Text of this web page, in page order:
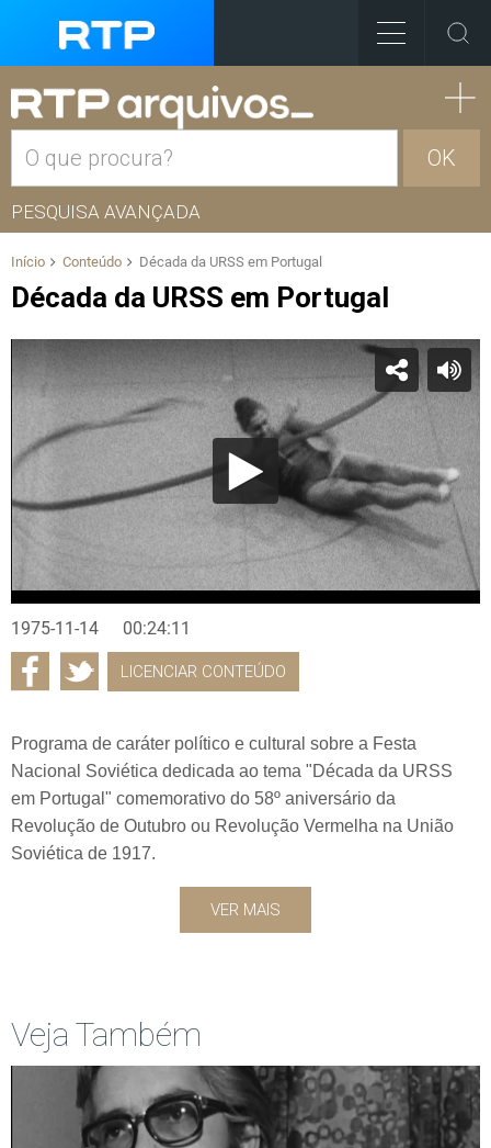
OK
PESQUISA AVANÇADA
Início Conteúdo Década da URSS em Portugal
Década da URSS em Portugal
1975-11-14 00:24:11
LICENCIAR CONTEÚDO
Programa de caráter político e cultural sobre a Festa
Nacional Soviética dedicada ao tema "Década da URSS
em Portugal" comemorativo do 58º aniversário da
Revolução de Outubro ou Revolução Vermelha na União
Soviética de 1917.
VER MAIS
Veja Também